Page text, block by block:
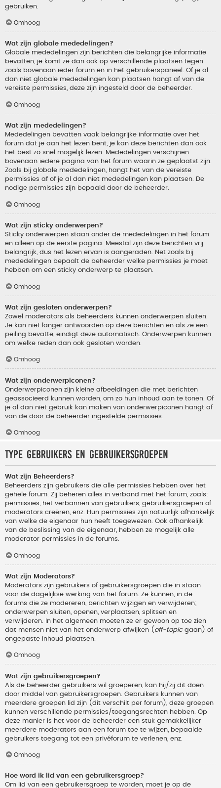
gebruiken.
Omhoog
Wat zijn globale mededelingen?
Globale mededelingen zijn berichten die belangrijke informatie
bevatten, je komt ze dan ook op verschillende plaatsen tegen
zoals bovenaan ieder forum en in het gebruikerspaneel. Of je al
dan niet globale mededelingen kan plaatsen hangt af van de
vereiste permissies, deze zijn ingesteld door de beheerder.
Omhoog
Wat zijn mededelingen?
Mededelingen bevatten vaak belangrijke informatie over het
forum dat je aan het lezen bent, je kan deze berichten dan ook
het best zo snel mogelijk lezen. Mededelingen verschijnen
bovenaan iedere pagina van het forum waarin ze geplaatst zijn.
Zoals bij globale mededelingen, hangt het van de vereiste
permissies af of je al dan niet mededelingen kan plaatsen. De
nodige permissies zijn bepaald door de beheerder.
Omhoog
Wat zijn sticky onderwerpen?
Sticky onderwerpen staan onder de mededelingen in het forum
en alleen op de eerste pagina. Meestal zijn deze berichten vrij
belangrijk, dus het lezen ervan is aangeraden. Net zoals bij
mededelingen bepaalt de beheerder welke permissies je moet
hebben om een sticky onderwerp te plaatsen.
Omhoog
Wat zijn gesloten onderwerpen?
Zowel moderators als beheerders kunnen onderwerpen sluiten.
Je kan niet langer antwoorden op deze berichten en als ze een
peiling bevatte, eindigt deze automatisch. Onderwerpen kunnen
om welke reden dan ook gesloten worden.
Omhoog
Wat zijn onderwerpiconen?
Onderwerpiconen zijn kleine afbeeldingen die met berichten
geassocieerd kunnen worden, om zo hun inhoud aan te tonen. Of
je al dan niet gebruik kan maken van onderwerpiconen hangt af
van de door de beheerder ingestelde permissies.
Omhoog
Type gebruikers en gebruikersgroepen
Wat zijn Beheerders?
Beheerders zijn gebruikers die alle permissies hebben over het
gehele forum. Zij beheren alles in verband met het forum, zoals:
permissies, het verbannen van gebruikers, gebruikersgroepen of
moderators creëren, enz. Hun permissies zijn natuurlijk afhankelijk
van welke de eigenaar hun heeft toegewezen. Ook afhankelijk
van de beslissing van de eigenaar, hebben ze mogelijk alle
moderator permissies in de forums.
Omhoog
Wat zijn Moderators?
Moderators zijn gebruikers of gebruikersgroepen die in staan
voor de dagelijkse werking van het forum. Ze kunnen, in de
forums die ze modereren, berichten wijzigen en verwijderen;
onderwerpen sluiten, openen, verplaatsen, splitsen en
verwijderen. In het algemeen moeten ze er gewoon op toe zien
dat mensen niet van het onderwerp afwijken ( off-topicgaan) of
ongepaste inhoud plaatsen.
Omhoog
Wat zijn gebruikersgroepen?
Als de beheerder gebruikers wil groeperen, kan hij/zij dit doen
door middel van gebruikersgroepen. Gebruikers kunnen van
meerdere groepen lid zijn (dit verschilt per forum), deze groepen
kunnen verschillende permissies/toegangsrechten hebben. Op
deze manier is het voor de beheerder een stuk gemakkelijker
meerdere moderators aan een forum toe te wijzen, bepaalde
gebruikers toegang tot een privéforum te verlenen, enz.
Omhoog
Hoe word ik lid van een gebruikersgroep?
Om lid van een gebruikersgroep te worden, moet je op de